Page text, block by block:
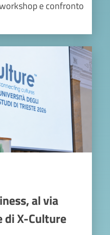
e confronto
al via
di X-Culture